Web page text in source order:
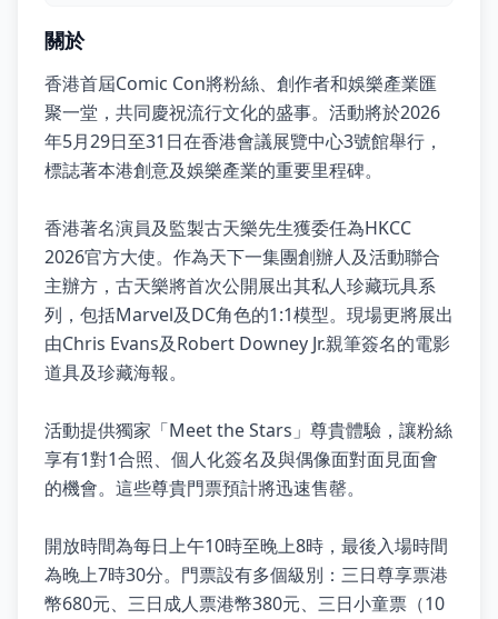
關於
香港首屆Comic Con將粉絲、創作者和娛樂產業匯
聚一堂，共同慶祝流行文化的盛事。活動將於2026
年5月29日至31日在香港會議展覽中心3號館舉行，
標誌著本港創意及娛樂產業的重要里程碑。
香港著名演員及監製古天樂先生獲委任為HKCC
2026官方大使。作為天下一集團創辦人及活動聯合
主辦方，古天樂將首次公開展出其私人珍藏玩具系
列，包括Marvel及DC角色的1:1模型。現場更將展出
由Chris Evans及Robert Downey Jr.親筆簽名的電影
道具及珍藏海報。
活動提供獨家「Meet the Stars」尊貴體驗，讓粉絲
享有1對1合照、個人化簽名及與偶像面對面見面會
的機會。這些尊貴門票預計將迅速售罄。
開放時間為每日上午10時至晚上8時，最後入場時間
為晚上7時30分。門票設有多個級別：三日尊享票港
幣680元、三日成人票港幣380元、三日小童票（10